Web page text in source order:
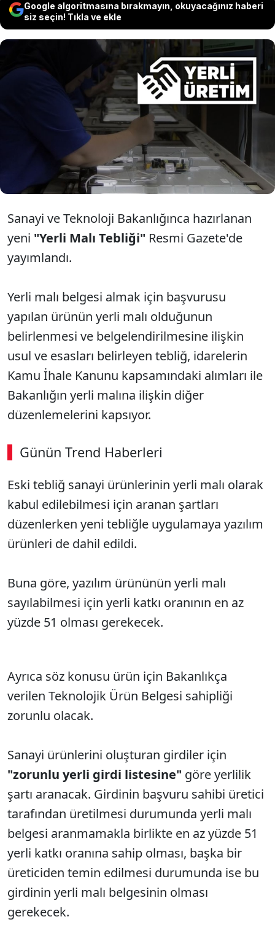
Google algoritmasına bırakmayın, okuyacağınız haberi
siz seçin! Tıkla ve ekle
Sanayi ve Teknoloji Bakanlığı, yerli malı belgesi alım
süreçlerine dair yeni tebliği Resmi Gazete’de
yayımladı. Yeni düzenleme, yazılım ürünlerini de
kapsayarak yerli katkı oranının en az yüzde 51
olması şartını getiriyor. Gıda, tarım, hayvancılık ve
madencilik ürünleri için de yerli malı şartları
belirlenirken, yerli katkı oranı sınıflandırması yapıldı.
1 Ocak 2026’dan itibaren geçerli olacak düzenleme,
başvuruları çevrim içi sistem üzerinden alacak.
Sanayi ve Teknoloji Bakanlığınca hazırlanan
yeni "Yerli Malı Tebliği" Resmi Gazete'de
yayımlandı.
Yerli malı belgesi almak için başvurusu
yapılan ürünün yerli malı olduğunun
belirlenmesi ve belgelendirilmesine ilişkin
usul ve esasları belirleyen tebliğ, idarelerin
Kamu İhale Kanunu kapsamındaki alımları ile
Bakanlığın yerli malına ilişkin diğer
düzenlemelerini kapsıyor.
Günün Trend Haberleri
Eski tebliğ sanayi ürünlerinin yerli malı olarak
kabul edilebilmesi için aranan şartları
düzenlerken yeni tebliğle uygulamaya yazılım
ürünleri de dahil edildi.
Buna göre, yazılım ürününün yerli malı
sayılabilmesi için yerli katkı oranının en az
yüzde 51 olması gerekecek.
Ayrıca söz konusu ürün için Bakanlıkça
verilen Teknolojik Ürün Belgesi sahipliği
zorunlu olacak.
Sanayi ürünlerini oluşturan girdiler için
"zorunlu yerli girdi listesine" göre yerlilik
şartı aranacak. Girdinin başvuru sahibi üretici
tarafından üretilmesi durumunda yerli malı
belgesi aranmamakla birlikte en az yüzde 51
yerli katkı oranına sahip olması, başka bir
üreticiden temin edilmesi durumunda ise bu
girdinin yerli malı belgesinin olması
gerekecek.